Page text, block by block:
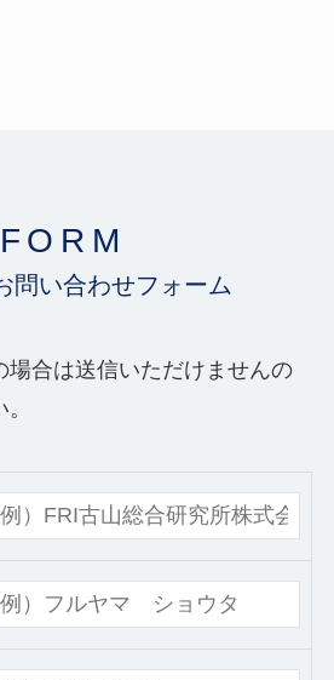
FORM
問い合わせフォーム
場合は送信いただけませんの